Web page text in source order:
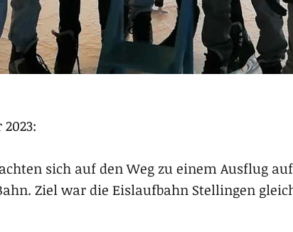
sich auf den Weg zu einem Ausflug
Ziel war die Eislaufbahn Stellingen